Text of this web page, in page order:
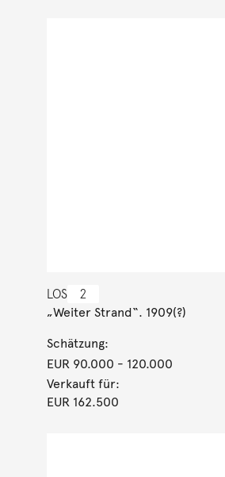
LOS 2
„Weiter Strand“. 1909(?)
Schätzung:
EUR 90.000 - 120.000
Verkauft für:
EUR 162.500